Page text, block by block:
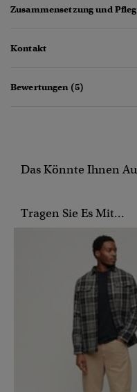
Zusammensetzung und
Kontakt
Bewertungen (5)
Das Könnte Ihnen
Tragen Sie Es Mit...